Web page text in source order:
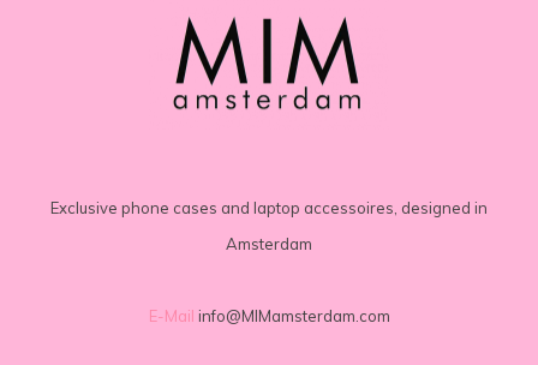
Exclusive phone cases and laptop accessoires, designed in
Amsterdam
E-Mail info@MIMamsterdam.com